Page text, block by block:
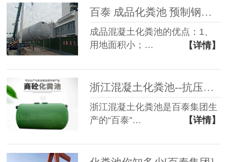
百泰 成品化粪池 预制钢筋混凝土化粪池 主要优点
成品混凝土化粪池的优点：1、
用地面积小；…
【详情】
浙江混凝土化粪池--抗压性强现货现发[百泰集团]
浙江混凝土化粪池是百泰集团生
产的“百泰”…
【详情】